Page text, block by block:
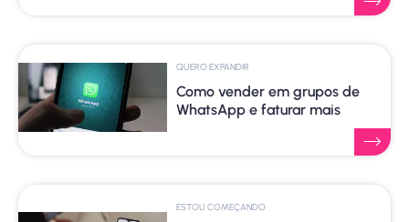
QUERO EXPANDIR
Como vender em grupos de
WhatsApp e faturar mais
ESTOU COMEÇANDO